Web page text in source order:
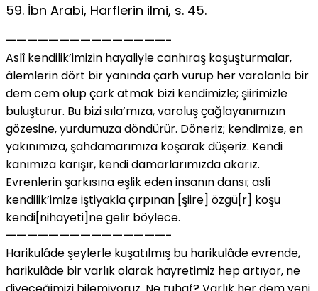
59. İbn Arabi, Harflerin ilmi, s. 45.
———————————————-
Aslî kendilik’imizin hayaliyle canhıraş koşuşturmalar,
âlemlerin dört bir yanında çarh vurup her varolanla bir
dem cem olup çark atmak bizi kendimizle; şiirimizle
buluşturur. Bu bizi sıla’mıza, varoluş çağlayanımızın
gözesine, yurdumuza döndürür. Döneriz; kendimize, en
yakınımıza, şahdamarımıza koşarak düşeriz. Kendi
kanımıza karışır, kendi damarlarımızda akarız.
Evrenlerin şarkısına eşlik eden insanın dansı; aslî
kendilik’imize iştiyakla çırpınan [şiire] özgü[r] koşu
kendi[nihayeti]ne gelir böylece.
———————————————-
Harikulâde şeylerle kuşatılmış bu harikulâde evrende,
harikulâde bir varlık olarak hayretimiz hep artıyor, ne